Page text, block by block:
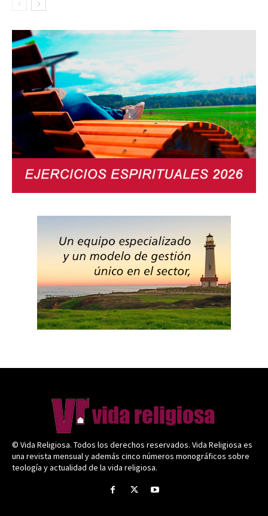
© Vida Religiosa. Todos los derechos reservados. Vida Religiosa es
una revista mensual y además cinco números monográficos sobre
teología y actualidad de la vida religiosa.